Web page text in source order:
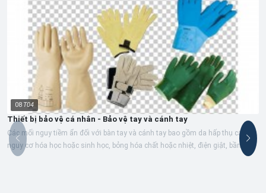
08 T04
Thiết bị bảo vệ cá nhân - Bảo vệ tay và cánh tay
Các mối nguy tiềm ẩn đối với bàn tay và cánh tay bao gồm da hấp thụ các
nguy cơ hóa học hoặc sinh học, bỏng hóa chất hoặc nhiệt, điện giật, bầm
tím,...